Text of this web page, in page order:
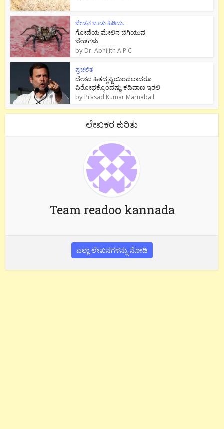
ಜೇಡನ ಜಾಡು ಹಿಡಿದು..
ಗೋಡೆಯ ಮೇಲಿನ ಜಿಗಿಯುವ
ಜೇಡಗಳು
by Dr. Abhijith A P C
ಪ್ರಚಲಿತ
ದೇಶದ ಹಿತದೃಷ್ಟಿಯಿಂದಲಾದರೂ
ವಿರೋಧಕ್ಕೊಂದಷ್ಟು ಕಡಿವಾಣ ಇರಲಿ
by Prasad Kumar Marnabail
ಲೇಖಕರ ಕುರಿತು
Team readoo kannada
ಎಲ್ಲಾ ಲೇಖನಗಳನ್ನು ನೋಡಿ